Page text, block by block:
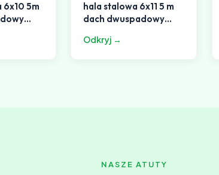
6x10 5m
hala stalowa 6x11 5 m
dach dwuspadowy
Odkryj →
NASZE ATUTY